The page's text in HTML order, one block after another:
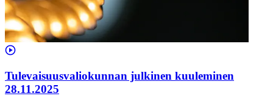
Tulevaisuusvaliokunnan julkinen kuuleminen
28.11.2025